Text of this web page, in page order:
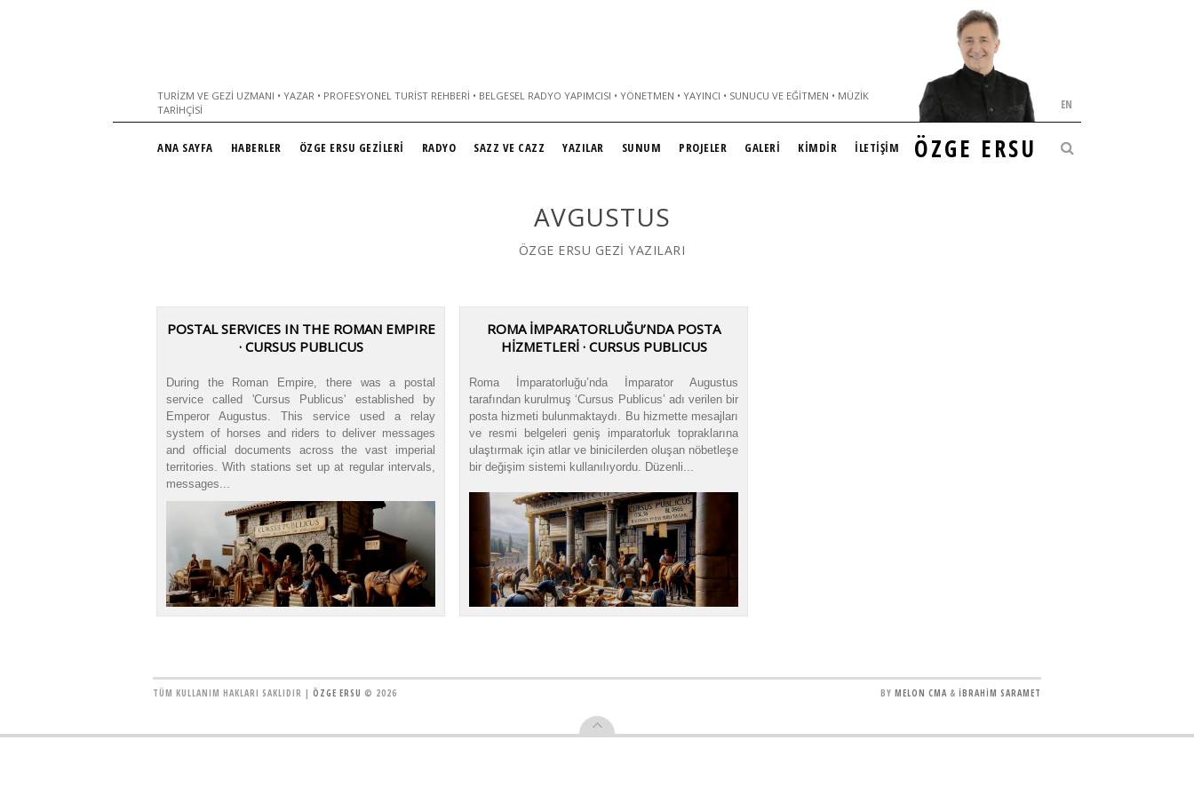
TURIZM VE GEZI UZMANI • YAZAR • PROFESYONEL TURIST REHBERI • BELGESEL RADYO YAPIMCISI • YÖNETMEN • YAYINCI • SUNUCU VE EĞITMEN • MÜZIK
TARIHÇISI
ÖZGE ERSU
EN
ANA SAYFA HABERLER ÖZGE ERSU GEZİLERİ RADYO SAZZ VE CAZZ YAZILAR SUNUM PROJELER GALERİ KİMDİR İLETİŞİM
AVGUSTUS
ÖZGE ERSU GEZİ YAZILARI
POSTAL SERVICES IN THE ROMAN EMPIRE
· CURSUS PUBLICUS
During the Roman Empire, there was a postal
service called 'Cursus Publicus' established by
Emperor Augustus. This service used a relay
system of horses and riders to deliver messages
and official documents across the vast imperial
territories. With stations set up at regular intervals,
messages...
ROMA İMPARATORLUĞU’NDA POSTA
HİZMETLERİ · CURSUS PUBLICUS
Roma İmparatorluğu’nda İmparator Augustus
tarafından kurulmuş ‘Cursus Publicus’ adı verilen bir
posta hizmeti bulunmaktaydı. Bu hizmette mesajları
ve resmi belgeleri geniş imparatorluk topraklarına
ulaştırmak için atlar ve binicilerden oluşan nöbetleşe
bir değişim sistemi kullanılıyordu. Düzenli...
TÜM KULLANIM HAKLARI SAKLIDIR | ÖZGE ERSU © 2026 BY MELON CMA & İBRAHİM SARAMET